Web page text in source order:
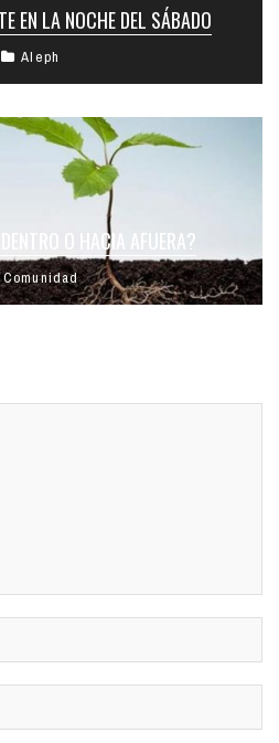
EN LA NOCHE DEL SÁBADO
Aleph
O HACIA AFUERA?
Comunidad